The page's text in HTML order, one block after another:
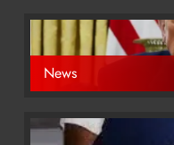
News